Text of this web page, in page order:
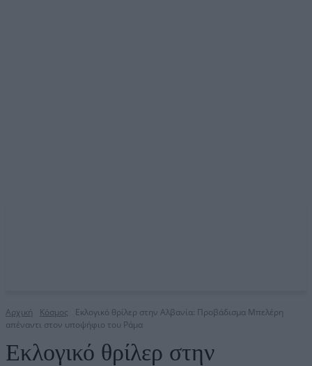
Αρχική Κόσμος
Εκλογικό θρίλερ στην Αλβανία: Προβάδισμα Μπελέρη
απέναντι στον υποψήφιο του Ράμα
Εκλογικό θρίλερ στην